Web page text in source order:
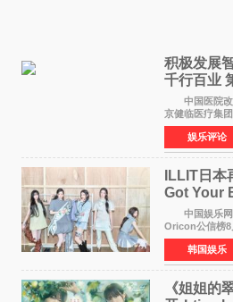
积极发展
千行百业
京盛大召
中国医院改
京健临医疗集
奖 2026年7月
以重落地·真
工智能
娱乐评论
ILLIT日本
Got Your
身纪录
中国娱乐网讯
Oricon公信榜8
ILLIT在日本发
Back》首周销
期周单曲排行
韩国娱乐
《姐姐的